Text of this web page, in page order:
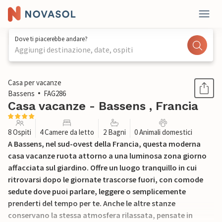
Dove ti piacerebbe andare?
Aggiungi destinazione, date, ospiti
1 / 22
Casa per vacanze
Bassens
FAG286
Casa vacanze - Bassens , Francia
8 Ospiti 4 Camere da letto 2 Bagni 0 Animali domestici
A Bassens, nel sud-ovest della Francia, questa moderna
casa vacanze ruota attorno a una luminosa zona giorno
affacciata sul giardino. Offre un luogo tranquillo in cui
ritrovarsi dopo le giornate trascorse fuori, con comode
sedute dove puoi parlare, leggere o semplicemente
prenderti del tempo per te. Anche le altre stanze
conservano la stessa atmosfera rilassata, pensate in